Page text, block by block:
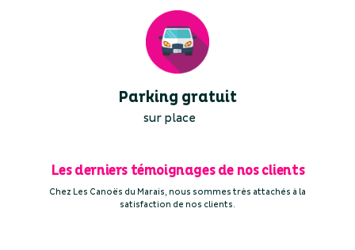
Parking gratuit
sur place
Les derniers témoignages de nos clients
Chez Les Canoës du Marais, nous sommes très attachés à la
satisfaction de nos clients.